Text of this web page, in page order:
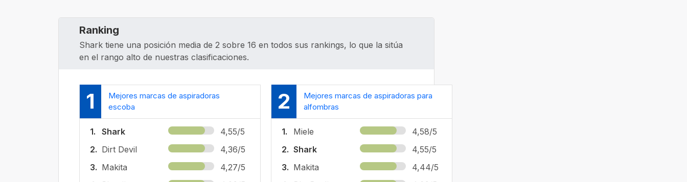
Ranking
Shark tiene una posición media de 2 sobre 16 en todos sus rankings, lo que la sitúa
en el rango alto de nuestras clasificaciones.
1
Mejores marcas de aspiradoras
escoba
1. Shark
4,55/5
2. Dirt Devil
4,36/5
3. Makita
4,27/5
2
Mejores marcas de aspiradoras para
alfombras
1. Miele
4,58/5
2. Shark
4,55/5
3. Makita
4,44/5